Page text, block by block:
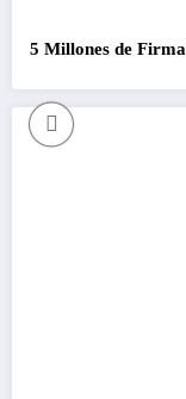
5 Millones de Firmas,